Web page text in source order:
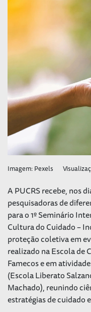
Imagem: Pexels
A PUCRS recebe, nos
pesquisadoras de
para o 1º Seminário
Cultura do Cuidado –
proteção coletiva em
realizado na Escola de
Famecos e em
(Escola Liberato
Machado), reunindo
estratégias de cuidado